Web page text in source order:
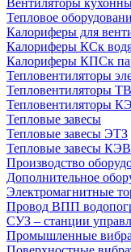
Вентиляторы
Тепловое
Калориферы для
Калориферы КСк
Калориферы КПСк
Тепловентиляторы
Тепловентиляторы
Тепловентиляторы
Тепловые завесы
Тепловые завесы ЭТЗ
Тепловые завесы КЭВ
Производство
Дополнительное
Электромагнитные
Провод ВПП
СУЗ – станции
Промышленные